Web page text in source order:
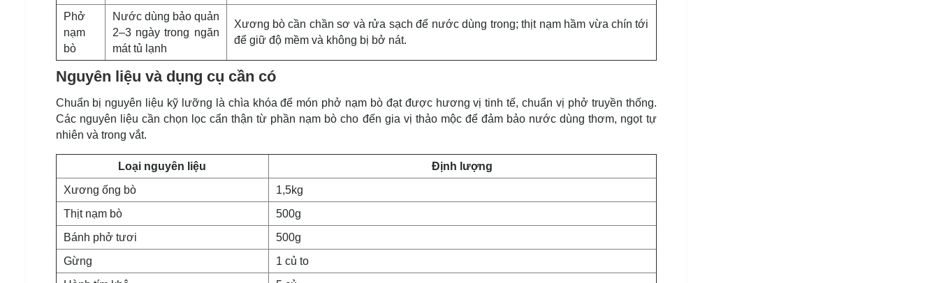
Phở
nạm
bò
Nước dùng bảo quản
2–3 ngày trong ngăn
mát tủ lạnh
Xương bò cần chần sơ và rửa sạch để nước dùng trong; thịt nạm hầm vừa chín tới
để giữ độ mềm và không bị bở nát.
Nguyên liệu và dụng cụ cần có
Chuẩn bị nguyên liệu kỹ lưỡng là chìa khóa để món phở nạm bò đạt được hương vị tinh tế, chuẩn vị phở truyền thống.
Các nguyên liệu cần chọn lọc cẩn thận từ phần nạm bò cho đến gia vị thảo mộc để đảm bảo nước dùng thơm, ngọt tự
nhiên và trong vắt.
Loại nguyên liệu
Định lượng
Xương ống bò
1,5kg
Thịt nạm bò
500g
Bánh phở tươi
500g
Gừng
1 củ to